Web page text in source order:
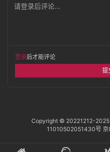
请登录后评论...
登录后才能评论
提
Copyright © 20221212-2025
11010502051430号 京